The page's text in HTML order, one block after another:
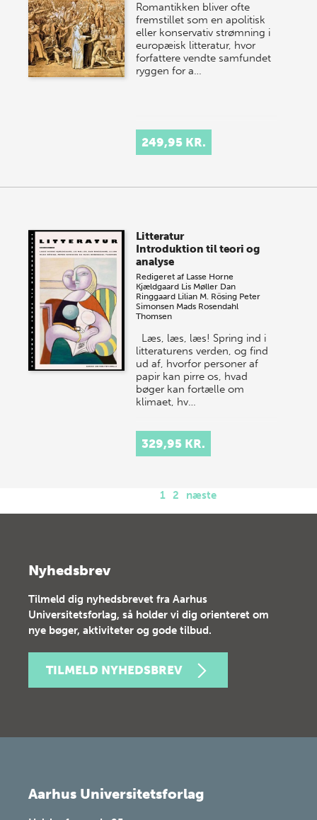
Romantikken bliver ofte
fremstillet som en apolitisk
eller konservativ strømning i
europæisk litteratur, hvor
forfattere vendte samfundet
ryggen for a…
249,95 KR.
Litteratur
Introduktion til teori og
analyse
Redigeret af Lasse Horne
Kjældgaard Lis Møller Dan
Ringgaard Lilian M. Rösing Peter
Simonsen Mads Rosendahl
Thomsen
Læs, læs, læs! Spring ind i
litteraturens verden, og find
ud af, hvorfor personer af
papir kan pirre os, hvad
bøger kan fortælle om
klimaet, hv…
329,95 KR.
1 2 næste
Nyhedsbrev
Tilmeld dig nyhedsbrevet fra Aarhus
Universitetsforlag, så holder vi dig orienteret om
nye bøger, aktiviteter og gode tilbud.
TILMELD NYHEDSBREV
Aarhus Universitetsforlag